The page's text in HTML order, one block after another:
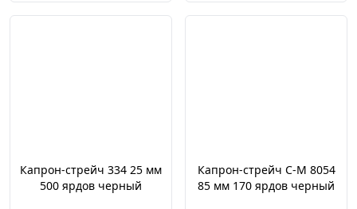
Капрон-стрейч 334 25 мм
500 ярдов черный
Капрон-стрейч С-М 8054
85 мм 170 ярдов черный